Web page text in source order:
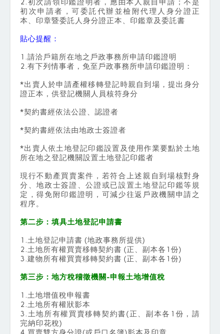
2.初次請領印鑑證明者，應由本人親自申請；不是
初次申請者，可委託代辦並檢附代理人身分證正
本、印章暨委託人身分證正本、印鑑章及委託書
貼心提醒：
1.請洽戶籍所在地之戶政事務所申請印鑑證明
2.有下列情事者，免至戶政事務所申請印鑑證明：
*出賣人於申請產權移轉登記時親自到場，提出身分
證正本，供登記機關人員核符身分
*契約書經依法公證、認證者
*契約書經依法由地政士簽證者
*出賣人依土地登記印鑑設置及使用作業要點於土地
所在地之登記機關設置土地登記印鑑者
現行不動產買賣案件，若符合上述親自到場核對身
分、地政士簽證、公證或已設置土地登記印鑑等規
定，得免附印鑑證明，可減少往返戶政機關申請之
程序。
第二步：填具土地登記申請書
1.土地登記申請書 (地政事務所提供)
2.土地所有權買賣移轉契約書 (正、副本各1份)
3.建物所有權買賣移轉契約書 (正、副本各1份)
第三步：地方稅稽徵機關-申報土地增值稅
1.土地增值稅申報書
2.土地所有權狀影本
3.土地所有權買賣移轉契約書(正、副本各1份，請
完納印花稅)